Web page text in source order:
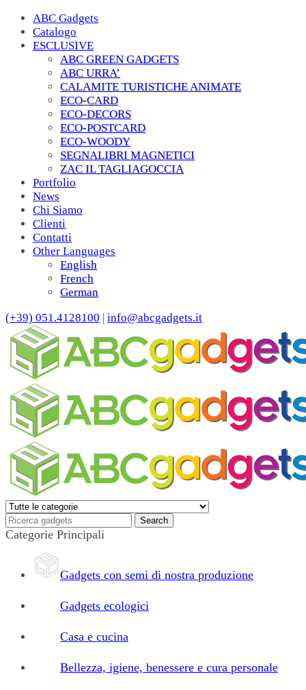
ABC Gadgets
Catalogo
ESCLUSIVE
ABC GREEN GADGETS
ABC URRA’
CALAMITE TURISTICHE ANIMATE
ECO-CARD
ECO-DECORS
ECO-POSTCARD
ECO-WOODY
SEGNALIBRI MAGNETICI
ZAC IL TAGLIAGOCCIA
Portfolio
News
Chi Siamo
Clienti
Contatti
Other Languages
English
French
German
(+39) 051.4128100 | info@abcgadgets.it
Categorie Principali
Gadgets con semi di nostra produzione
Gadgets ecologici
Casa e cucina
Bellezza, igiene, benessere e cura personale